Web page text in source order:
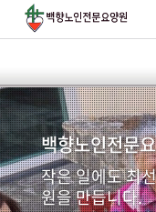
백향노인전문
작은 일에도 최
원을 만듭니다.